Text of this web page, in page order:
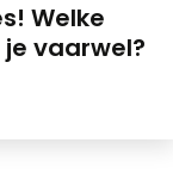
Welke
vaarwel?